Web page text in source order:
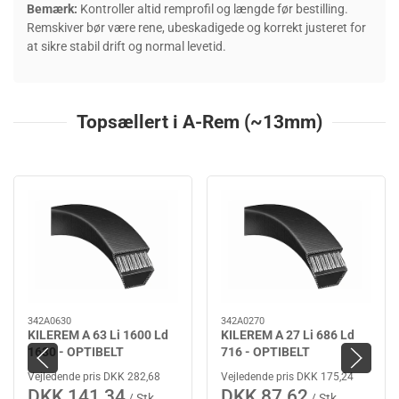
Bemærk: Kontroller altid remprofil og længde før bestilling.
Remskiver bør være rene, ubeskadigede og korrekt justeret for
at sikre stabil drift og normal levetid.
Topsællert i A-Rem (~13mm)
342A0630
KILEREM A 63 Li 1600 Ld
1630 - OPTIBELT
Vejledende pris DKK 282,68
342A0270
KILEREM A 27 Li 686 Ld
716 - OPTIBELT
Vejledende pris DKK 175,24